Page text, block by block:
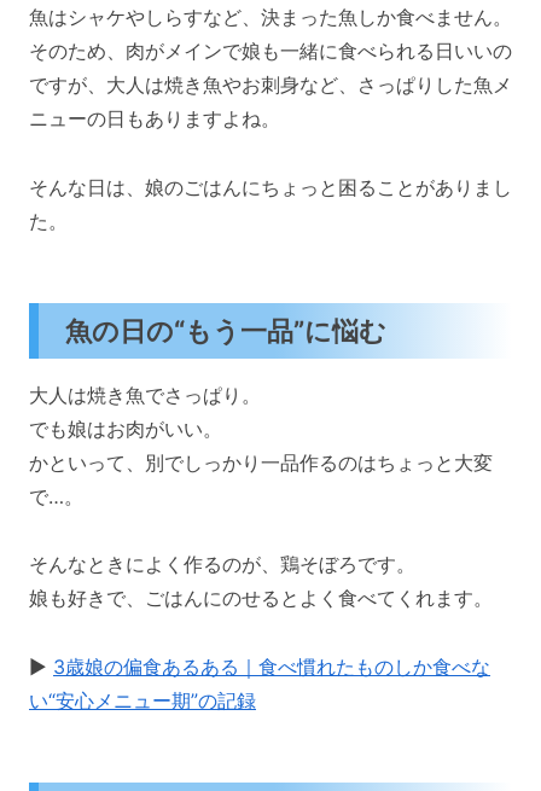
魚はシャケやしらすなど、決まった魚しか食べません。
そのため、肉がメインで娘も一緒に食べられる日いいの
ですが、大人は焼き魚やお刺身など、さっぱりした魚メ
ニューの日もありますよね。
そんな日は、娘のごはんにちょっと困ることがありまし
た。
魚の日の“もう一品”に悩む
大人は焼き魚でさっぱり。
でも娘はお肉がいい。
かといって、別でしっかり一品作るのはちょっと大変
で…。
そんなときによく作るのが、鶏そぼろです。
娘も好きで、ごはんにのせるとよく食べてくれます。
▶ 3歳娘の偏食あるある｜食べ慣れたものしか食べな
い“安心メニュー期”の記録